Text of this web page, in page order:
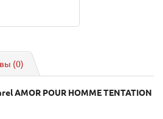
(0)
AMOR POUR HOMME TENTATION